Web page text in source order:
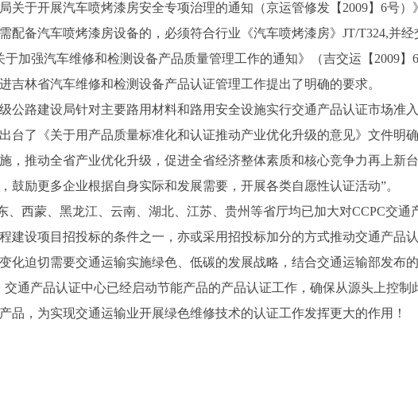
关于开展汽车喷烤漆房安全专项治理的通知（京运管修发【 2009】 6号）
配备汽车喷烤漆房设备的，必须符合行业《汽车喷烤漆房》 JT/T324,并经
于加强汽车维修和检测设备产品质量管理工作的通知》（吉交运【 2009】
吉林省汽车维修和检测设备产品认证管理工作提出了明确的要求。
公路建设局针对主要路用材料和路用安全设施实行交通产品认证市场准入
台了《关于用产品质量标准化和认证推动产业优化升级的意见》文件明
，推动全省产业优化升级，促进全省经济整体素质和核心竞争力再上新
鼓励更多企业根据自身实际和发展需要，开展各类自愿性认证活动”。
、西蒙、黑龙江、云南、湖北、江苏、贵州等省厅均已加大对CCPC交通
建设项目招投标的条件之一，亦或采用招投标加分的方式推动交通产品认
化迫切需要交通运输实施绿色、低碳的发展战略，结合交通运输部发布
交通产品认证中心已经启动节能产品的产品认证工作，确保从源头上控
品，为实现交通运输业开展绿色维修技术的认证工作发挥更大的作用！